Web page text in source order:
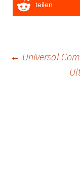
teilen
Post
← Universal